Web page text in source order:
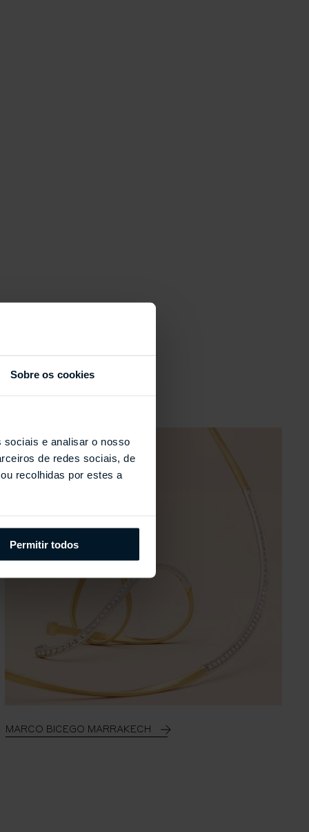
Sobre os cookies
sociais e analisar o nosso
de redes sociais, de
recolhidas por estes a
Permitir todos
MARCO BICEGO MARRAKECH